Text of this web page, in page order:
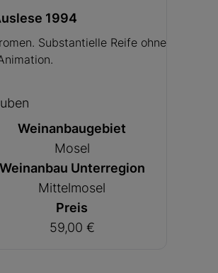
1994
Substantielle Reife ohne
Weinanbaugebiet
Mosel
Weinanbau Unterregion
Mittelmosel
Preis
59,00 €